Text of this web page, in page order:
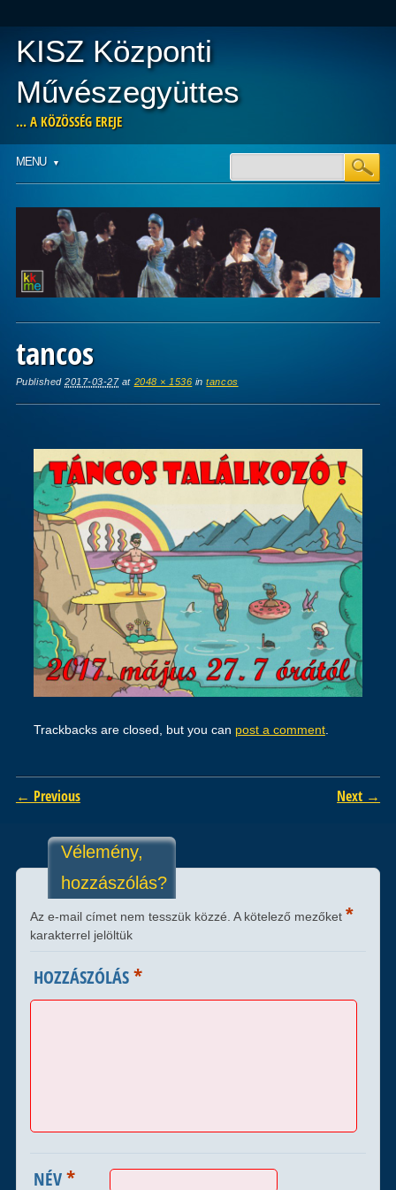
KISZ Központi
Művészegyüttes
… A KÖZÖSSÉG EREJE
Main menu
MENU
tancos
Published2017-03-27at 2048 × 1536 intancos
Trackbacks are closed, but you can post a comment.
← Previous Next →
Vélemény,
hozzászólás?
Az e-mail címet nem tesszük közzé. A kötelező mezőket *
karakterrel jelöltük
HOZZÁSZÓLÁS*
NÉV*